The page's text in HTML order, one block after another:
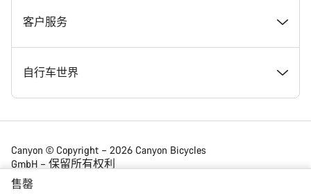
售罄
Canyon 新闻发布室
条款和条件
法律披露
提示和建议
Canyon Home Koblenz
会员礼遇
找到您梦寐以求的 Canyon 自行车
现货自行车
找到您的 Canyon 尺寸
客户服务
支持中心
服务网点
自行车世界
公路车
Canyon © Copyright – 2026 Canyon Bicycles
GmbH – 保留所有权利